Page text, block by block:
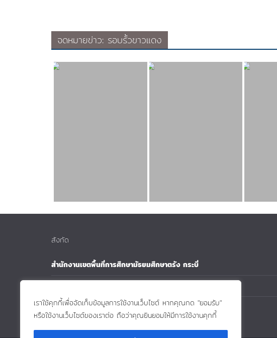
เราใช้คุกกี้เพื่อจัดเก็บข้อมูลการใช้งานเว็บไซต์ หากคุณกด "ยอมรับ"
หรือใช้งานเว็บไซต์ของเราต่อ ถือว่าคุณยินยอมให้มีการใช้งานคุกกี้
จดหมายข่าว: รอบรั้วขาวแดง
สังกัด
สำนักงานเขตพื้นที่การศึกษามัธยมศึกษาตรัง กระบี่
กระทรวงศึกษาธิการ